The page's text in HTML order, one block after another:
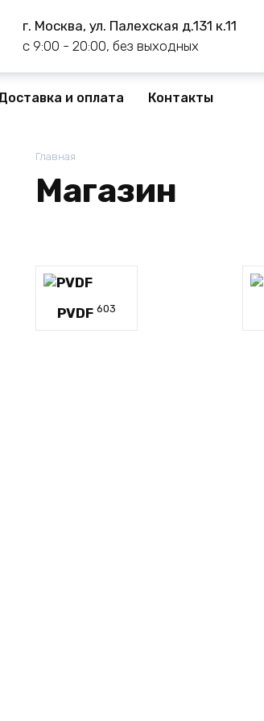
г. Москва, ул. Палехская д.131 к.11
с 9:00 - 20:00, без выходных
и оплата Контакты
Главная
Магазин
PVDF 603